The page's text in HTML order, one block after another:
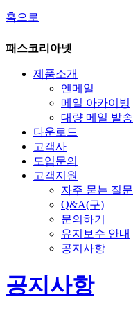
홈으로
패스코리아넷
제품소개
엔메일
메일 아카이빙
대량 메일 발송
다운로드
고객사
도입문의
고객지원
자주 묻는 질문
Q&A(구)
문의하기
유지보수 안내
공지사항
공지사항